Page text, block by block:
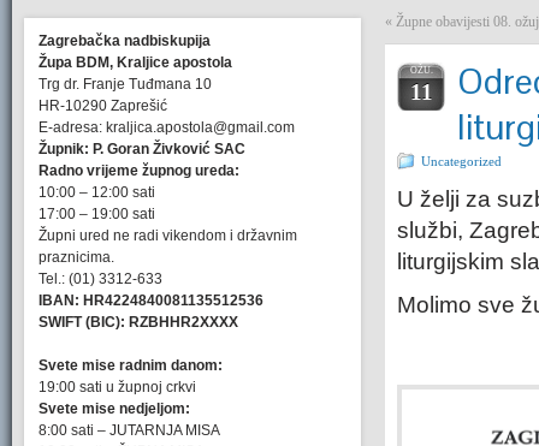
Zagrebačka nadbiskupija
Župa BDM, Kraljice apostola
Trg dr. Franje Tuđmana 10
HR-10290 Zaprešić
E-adresa: kraljica.apostola@gmail.com
Župnik: P. Goran Živković SAC
Radno vrijeme župnog ureda:
10:00 – 12:00 sati
17:00 – 19:00 sati
Župni ured ne radi vikendom i državnim
praznicima.
Tel.: (01) 3312-633
IBAN: HR4224840081135512536
SWIFT (BIC): RZBHHR2XXXX
Svete mise radnim danom:
19:00 sati u župnoj crkvi
Svete mise nedjeljom:
8:00 sati – JUTARNJA MISA
« Župne obavijesti 08.
OŽU.
11
Uncategorized
U želji za
službi,
liturgijskim
Molimo sve